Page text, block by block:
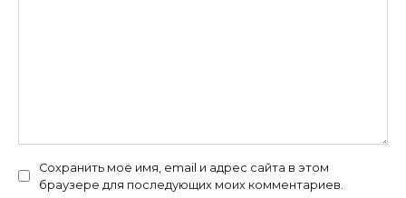
Сохранить моё имя, email и адрес сайта в этом
браузере для последующих моих комментариев.